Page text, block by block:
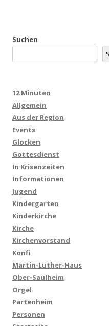
Suchen
12 Minuten
Allgemein
Aus der Region
Events
Glocken
Gottesdienst
In Krisenzeiten
Informationen
Jugend
Kindergarten
Kinderkirche
Kirche
Kirchenvorstand
Konfi
Martin-Luther-Haus
Ober-Saulheim
Orgel
Partenheim
Personen